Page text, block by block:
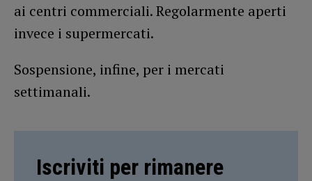
ai centri commerciali. Regolarmente aperti
invece i supermercati.
Sospensione, infine, per i mercati
settimanali.
Iscriviti per rimanere